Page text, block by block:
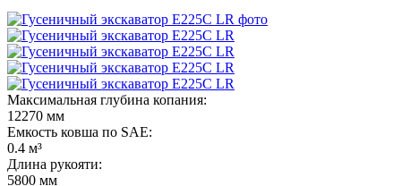
Максимальная глубина копания:
12270 мм
Емкость ковша по SAE:
0.4 м³
Длина рукояти:
5800 мм